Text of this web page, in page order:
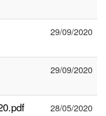
29/09/2020
29/09/2020
28/05/2020